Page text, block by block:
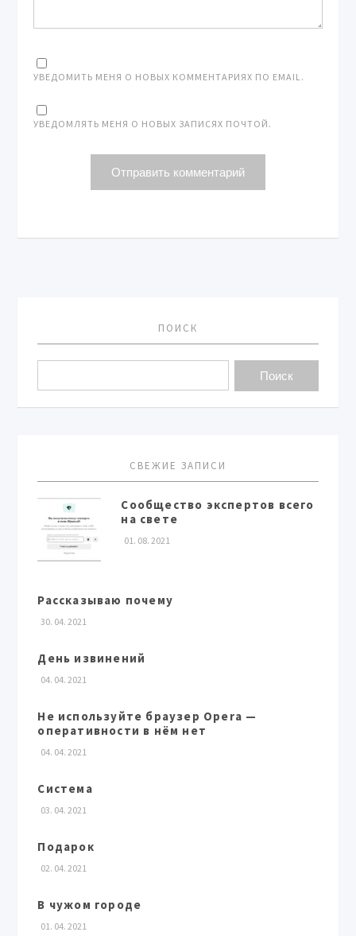
УВЕДОМИТЬ МЕНЯ О НОВЫХ КОММЕНТАРИЯХ ПО EMAIL.
УВЕДОМЛЯТЬ МЕНЯ О НОВЫХ ЗАПИСЯХ ПОЧТОЙ.
ПОИСК
СВЕЖИЕ ЗАПИСИ
Сообщество экспертов всего
на свете
01. 08. 2021
Рассказываю почему
30. 04. 2021
День извинений
04. 04. 2021
Не используйте браузер Opera —
оперативности в нём нет
04. 04. 2021
Система
03. 04. 2021
Подарок
02. 04. 2021
В чужом городе
01. 04. 2021